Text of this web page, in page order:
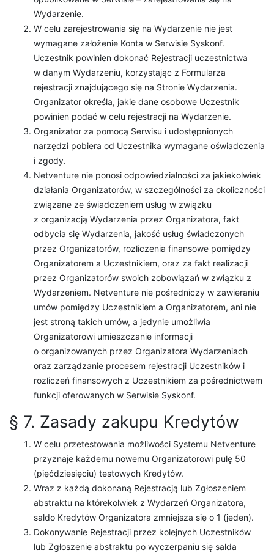
Wydarzenie.
W celu zarejestrowania się na Wydarzenie nie jest
wymagane założenie Konta w Serwisie Syskonf.
Uczestnik powinien dokonać Rejestracji uczestnictwa
w danym Wydarzeniu, korzystając z Formularza
rejestracji znajdującego się na Stronie Wydarzenia.
Organizator określa, jakie dane osobowe Uczestnik
powinien podać w celu rejestracji na Wydarzenie.
Organizator za pomocą Serwisu i udostępnionych
narzędzi pobiera od Uczestnika wymagane oświadczenia
i zgody.
Netventure nie ponosi odpowiedzialności za jakiekolwiek
działania Organizatorów, w szczególności za okoliczności
związane ze świadczeniem usług w związku
z organizacją Wydarzenia przez Organizatora, fakt
odbycia się Wydarzenia, jakość usług świadczonych
przez Organizatorów, rozliczenia finansowe pomiędzy
Organizatorem a Uczestnikiem, oraz za fakt realizacji
przez Organizatorów swoich zobowiązań w związku z
Wydarzeniem. Netventure nie pośredniczy w zawieraniu
umów pomiędzy Uczestnikiem a Organizatorem, ani nie
jest stroną takich umów, a jedynie umożliwia
Organizatorowi umieszczanie informacji
o organizowanych przez Organizatora Wydarzeniach
oraz zarządzanie procesem rejestracji Uczestników i
rozliczeń finansowych z Uczestnikiem za pośrednictwem
funkcji oferowanych w Serwisie Syskonf.
§ 7. Zasady zakupu Kredytów
W celu przetestowania możliwości Systemu Netventure
przyznaje każdemu nowemu Organizatorowi pulę 50
(pięćdziesięciu) testowych Kredytów.
Wraz z każdą dokonaną Rejestracją lub Zgłoszeniem
abstraktu na którekolwiek z Wydarzeń Organizatora,
saldo Kredytów Organizatora zmniejsza się o 1 (jeden).
Dokonywanie Rejestracji przez kolejnych Uczestników
lub Zgłoszenie abstraktu po wyczerpaniu się salda